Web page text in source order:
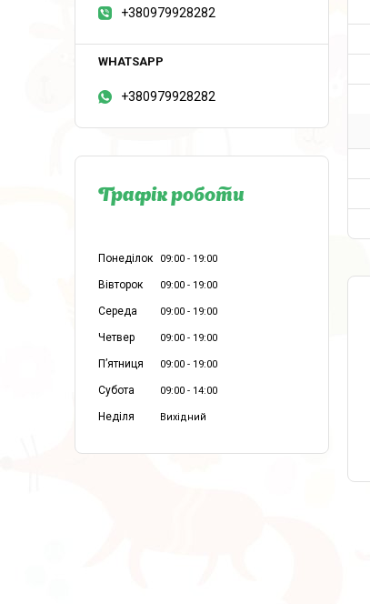
+380979928282
+380979928282
Графік роботи
Понеділок 09:00 19:00
Вівторок 09:00 19:00
Середа 09:00 19:00
Четвер 09:00 19:00
Пʼятниця 09:00 19:00
Субота 09:00 14:00
Неділя Вихідний